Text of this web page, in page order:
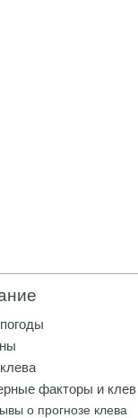
факторы и
о прогнозе клева